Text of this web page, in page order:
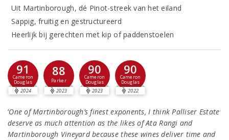
Uit Martinborough, dé Pinot-streek van het eiland
Sappig, fruitig en gestructureerd
Heerlijk bij gerechten met kip of paddenstoelen
91
Cameron
Douglas
2024
88
Parker
2023
90
Cameron
Douglas
2023
90
Cameron
Douglas
2022
‘One of Martinborough’s finest exponents, I think Palliser Estate
deserve as much attention as the likes of Ata Rangi and
Martinborough Vineyard because these wines deliver time and